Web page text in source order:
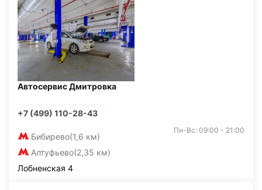
Автосервис Дмитровка
+7 (499) 110-28-43
Бибирево(1,6 км)
Алтуфьево(2,35 км)
Пн-Вс: 09:00 - 21:00
Лобненская 4